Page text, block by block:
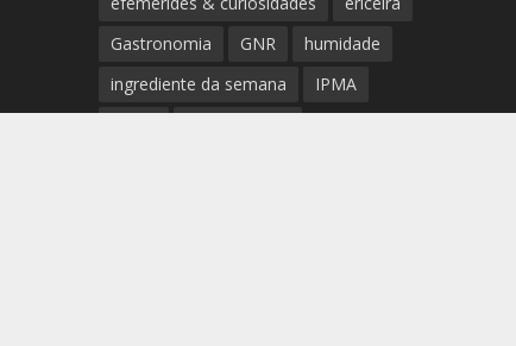
Gastronomia
GNR
humidade
ingrediente da semana
IPMA